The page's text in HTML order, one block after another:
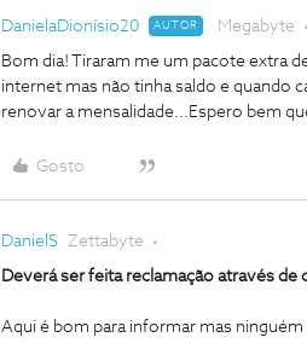
DanielaDionísio20 AUTOR Megabyte
Bom dia! Tiraram me um pacote extra
internet mas não tinha saldo e quando
renovar a mensalidade...Espero bem
Gosto
DanielS Zettabyte
Deverá ser feita reclamação através
Aqui é bom para informar mas